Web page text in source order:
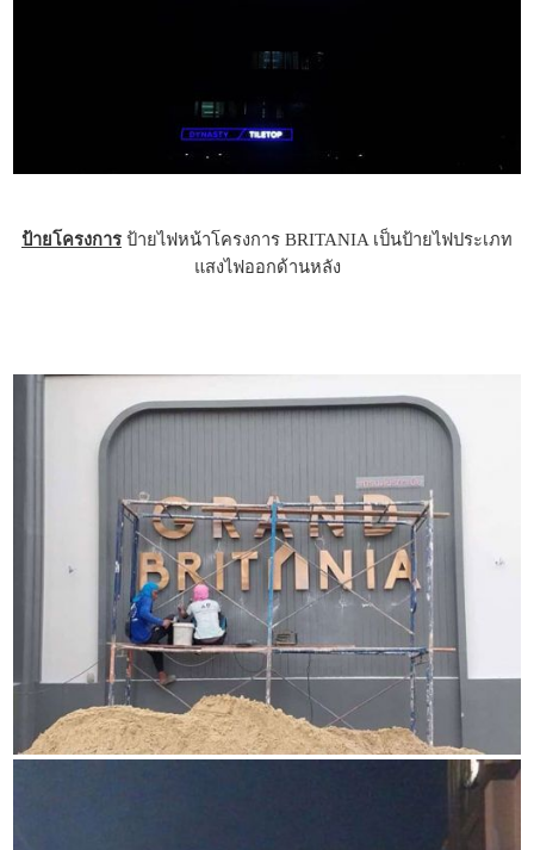
ป้ายโครงการ ป้ายไฟหน้าโครงการ BRITANIA เป็นป้ายไฟประเภท
แสงไฟออกด้านหลัง